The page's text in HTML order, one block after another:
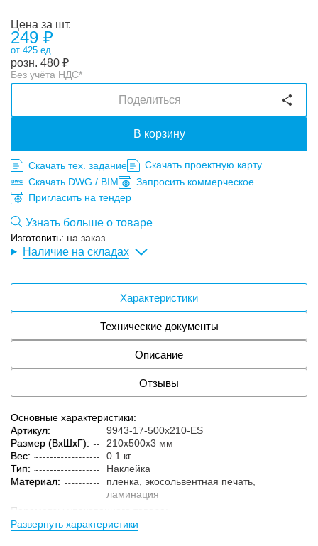
Цена за шт.
249 ₽
от 425 ед.
розн. 480 ₽
Без учёта НДС*
Изготовить: на заказ
В корзину
Поделиться
Скачать тех. задание
Скачать проектную карту
Скачать DWG / BIM
Запросить коммерческое
Пригласить на тендер
Узнать больше о товаре
Наличие на складах
Характеристики
Технические документы
Описание
Отзывы
Основные характеристики:
Артикул:
9943-17-500x210-ES
Размер (ВxШxГ):
210x500x3 мм
Вес:
0.1 кг
Тип:
Наклейка
Материал:
пленка, экосольвентная печать,
ламинация
Параметры упакованного товара:
Размер (ВxШxГ):
215x505x3 мм
Развернуть характеристики